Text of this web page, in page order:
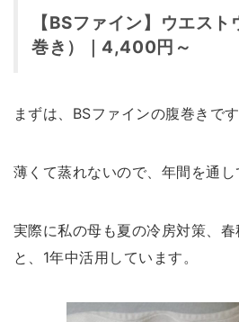
【BSファイン】ウエス
巻き）｜4,400円～
まずは、BSファインの腹巻きです
薄くて蒸れないので、年間を通し
実際に私の母も夏の冷房対策、
と、1年中活用しています。